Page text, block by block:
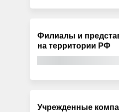
Филиалы и
на территории РФ
Учрежденные